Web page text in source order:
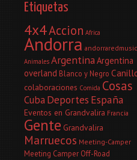
Etiquetas
4x4Accion Africa
Andorra andorraredmusic
Animales ArgentinaArgentina
overland Blanco y Negro
colaboraciones Comida Cosas
CubaDeportes España
Eventos en Grandvalira Francia
Gente Grandvalira
Marruecos Meeting-Camper
Meeting Camper Off-Road